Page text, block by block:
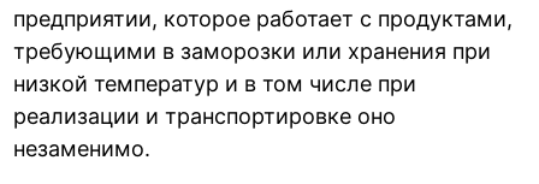
предприятии, которое работает с продуктами,
требующими в заморозки или хранения при
низкой температур и в том числе при
реализации и транспортировке оно
незаменимо.